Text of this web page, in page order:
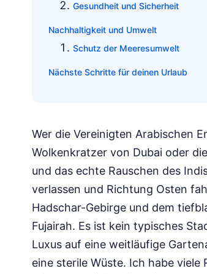
Gesundheit und Sicherheit
Nachhaltigkeit und Umwelt
Schutz der Meeresumwelt
Nächste Schritte für deinen Urlaub
Wer die Vereinigten Arabischen
Wolkenkratzer von Dubai oder
und das echte Rauschen des
verlassen und Richtung Osten
Hadschar-Gebirge und dem
Fujairah. Es ist kein typisches
Luxus auf eine weitläufige
eine sterile Wüste. Ich habe